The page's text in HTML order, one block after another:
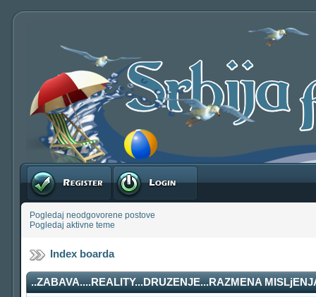
Registruj se Prijavite se
Pogledaj neodgovorene postove
Pogledaj aktivne teme
Index boarda
..ZABAVA....REALITY...DRUZENJE...RAZMENA